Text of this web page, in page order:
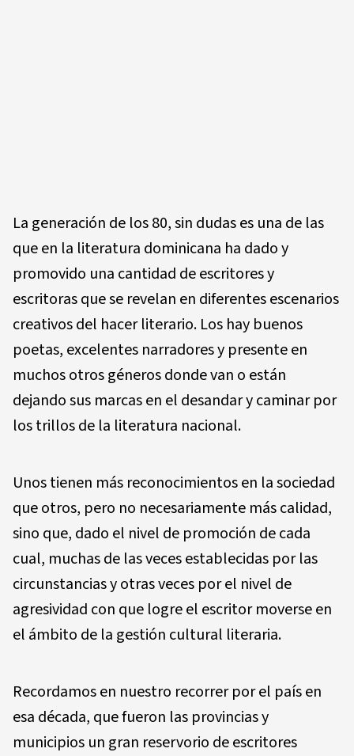
La generación de los 80, sin dudas es una de las
que en la literatura dominicana ha dado y
promovido una cantidad de escritores y
escritoras que se revelan en diferentes esce­narios
creativos del hacer literario. Los hay buenos
poetas, excelentes narradores y presente en
muchos otros géneros donde van o están
dejando sus marcas en el desandar y caminar por
los trillos de la literatura nacional.
Unos tienen más reconocimientos en la sociedad
que otros, pero no necesariamente más calidad,
sino que, dado el nivel de promoción de cada
cual, muchas de las veces establecidas por las
circunstancias y otras veces por el nivel de
agresividad con que logre el escritor moverse en
el ámbito de la gestión cultural literaria.
Recordamos en nuestro recorrer por el país en
esa década, que fueron las provincias y
municipios un gran reservorio de escritores